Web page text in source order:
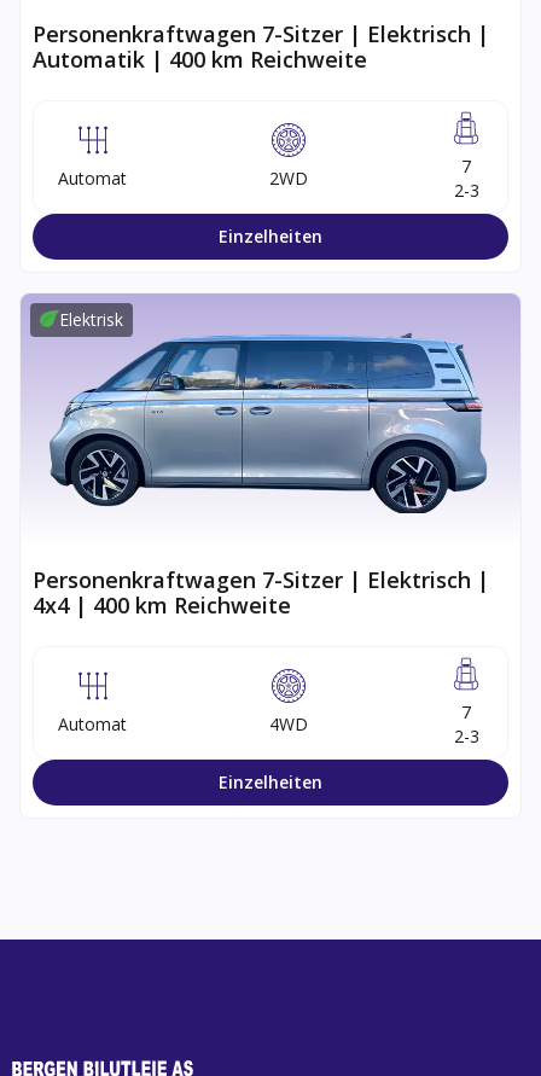
Personenkraftwagen 7-Sitzer | Elektrisch |
Automatik | 400 km Reichweite
Automat 2WD
7
2-3
Einzelheiten
Elektrisk
Personenkraftwagen 7-Sitzer | Elektrisch |
4x4 | 400 km Reichweite
Automat 4WD
7
2-3
Einzelheiten